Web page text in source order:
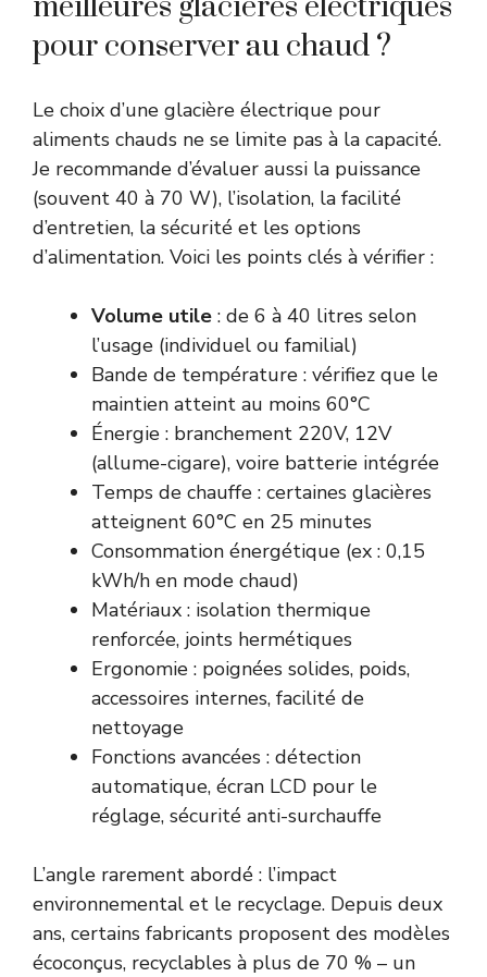
pour conserver au chaud ?
Le choix d’une glacière électrique pour
aliments chauds ne se limite pas à la capacité.
Je recommande d’évaluer aussi la puissance
(souvent 40 à 70 W), l’isolation, la facilité
d’entretien, la sécurité et les options
d’alimentation. Voici les points clés à vérifier :
Volume utile : de 6 à 40 litres selon
l’usage (individuel ou familial)
Bande de température : vérifiez que le
maintien atteint au moins 60°C
Énergie : branchement 220V, 12V
(allume-cigare), voire batterie intégrée
Temps de chauffe : certaines glacières
atteignent 60°C en 25 minutes
Consommation énergétique (ex : 0,15
kWh/h en mode chaud)
Matériaux : isolation thermique
renforcée, joints hermétiques
Ergonomie : poignées solides, poids,
accessoires internes, facilité de
nettoyage
Fonctions avancées : détection
automatique, écran LCD pour le
réglage, sécurité anti-surchauffe
L’angle rarement abordé : l’impact
environnemental et le recyclage. Depuis deux
ans, certains fabricants proposent des modèles
écoconçus, recyclables à plus de 70 % – un